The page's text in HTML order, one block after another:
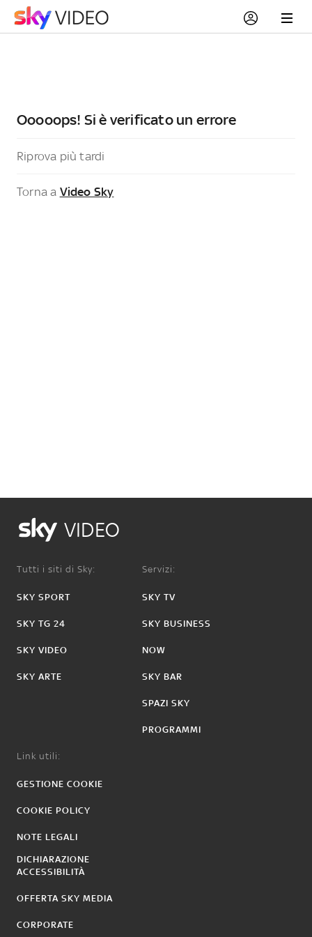
Ooooops! Si è verificato un errore
Riprova più tardi
Torna a Video Sky
VIDEO
Tutti i siti di Sky:
SKY SPORT
SKY TG 24
SKY VIDEO
SKY ARTE
Servizi:
SKY TV
SKY BUSINESS
NOW
SKY BAR
SPAZI SKY
PROGRAMMI
Link utili:
GESTIONE COOKIE
COOKIE POLICY
NOTE LEGALI
DICHIARAZIONE
ACCESSIBILITÀ
OFFERTA SKY MEDIA
CORPORATE